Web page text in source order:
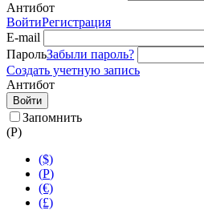
Антибот
ВойтиРегистрация
E-mail
ПарольЗабыли пароль?
Создать учетную запись
Антибот
Войти
Запомнить
(Р)
($)
(Р)
(€)
(£)